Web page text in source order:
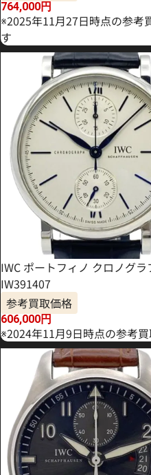
764,000円
※2025年11月27日時点の参考
す
IWC ポートフィノ クロノグラ
IW391407
参考買取価格
606,000円
※2024年11月9日時点の参考